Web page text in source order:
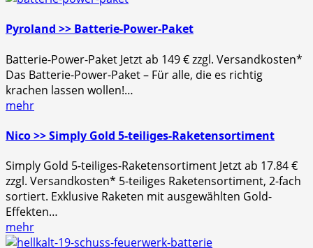
Pyroland >> Batterie-Power-Paket
Batterie-Power-Paket Jetzt ab 149 € zzgl. Versandkosten*
Das Batterie-Power-Paket – Für alle, die es richtig
krachen lassen wollen!…
mehr
Nico >> Simply Gold 5-teiliges-Raketensortiment
Simply Gold 5-teiliges-Raketensortiment Jetzt ab 17.84 €
zzgl. Versandkosten* 5-teiliges Raketensortiment, 2-fach
sortiert. Exklusive Raketen mit ausgewählten Gold-
Effekten…
mehr